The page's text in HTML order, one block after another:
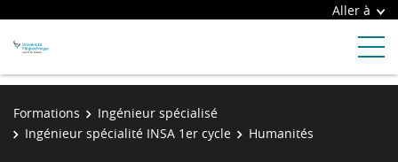
Aller à
Formations
Ingénieur spécialisé
Ingénieur spécialité INSA 1er cycle
Humanités